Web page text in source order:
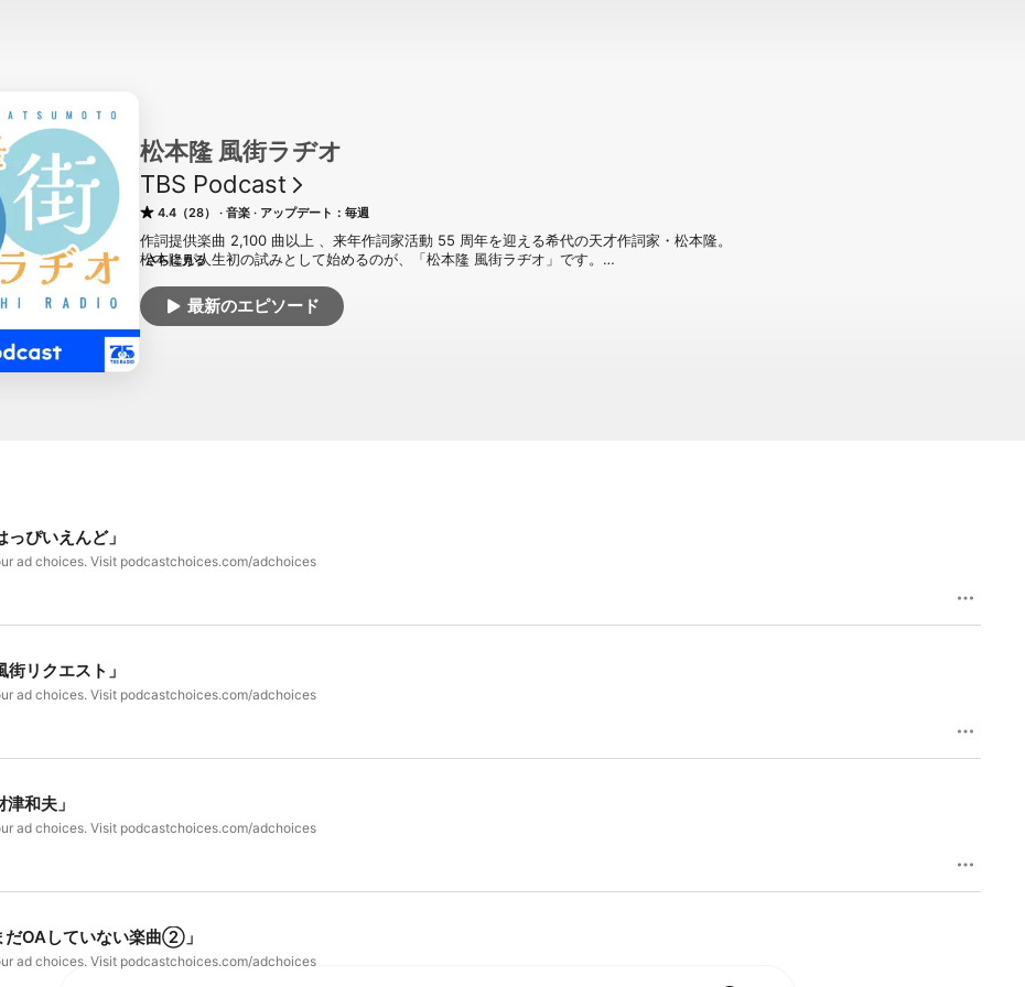
松本隆 風街ラヂオ
TBS Podcast
4.4（28） 音楽 アップデート：毎週
作詞提供楽曲 2,100 曲以上 、来年作詞家活動 55 周年を迎える希代の天才作詞家・松本隆。
松本隆が人生初の試みとして始めるのが、「松本隆 風街ラヂオ」です。
本隆が探しに行きます。
本当はあるけど見えないもの・・・ラジオで。
さらに見る
最新のエピソード
ぴいえんど」
ad choices. Visit podcastchoices.com/adchoices
リクエスト」
ad choices. Visit podcastchoices.com/adchoices
和夫」
ad choices. Visit podcastchoices.com/adchoices
OAしていない楽曲②」
ad choices. Visit podcastchoices.com/adchoices